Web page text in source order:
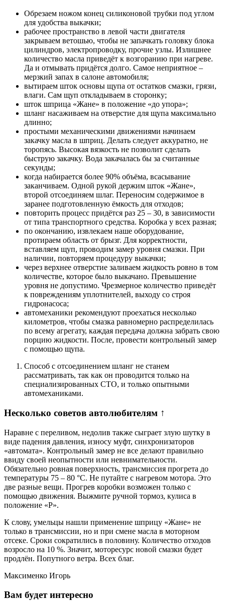
Обрезаем ножом конец силиконовой трубки под углом
для удобства выкачки;
рабочее пространство в левой части двигателя
закрываем ветошью, чтобы не запачкать головку блока
цилиндров, электропроводку, прочие узлы. Излишнее
количество масла приведёт к возгоранию при нагреве.
Да и отмывать придётся долго. Самое неприятное –
мерзкий запах в салоне автомобиля;
вытираем шток основы щупа от остатков смазки, грязи,
влаги. Сам щуп откладываем в сторонку;
шток шприца «Жане» в положение «до упора»;
шланг насаживаем на отверстие для щупа максимально
длинно;
простыми механическими движениями начинаем
закачку масла в шприц. Делать следует аккуратно, не
торопясь. Высокая вязкость не позволит сделать
быструю закачку. Вода закачалась бы за считанные
секунды;
когда набирается более 90% объёма, всасывание
заканчиваем. Одной рукой держим шток «Жане»,
второй отсоединяем шлаг. Переносим содержимое в
заранее подготовленную ёмкость для отходов;
повторить процесс придётся раз 25 – 30, в зависимости
от типа транспортного средства. Коробка у всех разная;
по окончанию, извлекаем наше оборудование,
протираем область от брызг. Для корректности,
вставляем щуп, проводим замер уровня смазки. При
наличии, повторяем процедуру выкачки;
через верхнее отверстие заливаем жидкость ровно в том
количестве, которое было выкачано. Превышение
уровня не допустимо. Чрезмерное количество приведёт
к повреждениям уплотнителей, выходу со строя
гидронасоса;
автомеханики рекомендуют проехаться несколько
километров, чтобы смазка равномерно распределилась
по всему агрегату, каждая передача должна забрать свою
порцию жидкости. После, провести контрольный замер
с помощью щупа.
Способ с отсоединением шланг не станем
рассматривать, так как он проводится только на
специализированных СТО, и только опытными
автомеханиками.
Несколько советов автолюбителям ↑
Наравне с переливом, недолив также сыграет злую шутку в
виде падения давления, износу муфт, синхронизаторов
«автомата». Контрольный замер не все делают правильно
ввиду своей неопытности или невнимательности.
Обязательно ровная поверхность, трансмиссия прогрета до
температуры 75 – 80 °С. Не путайте с нагревом мотора. Это
две разные вещи. Прогрев коробки возможен только с
помощью движения. Выжмите ручной тормоз, кулиса в
положение «Р».
К слову, умельцы нашли применение шприцу «Жане» не
только в трансмиссии, но и при смене масла в моторном
отсеке. Сроки сократились в половину. Количество отходов
возросло на 10 %. Значит, моторесурс новой смазки будет
продлён. Попутного ветра. Всех благ.
Максименко Игорь
Вам будет интересно